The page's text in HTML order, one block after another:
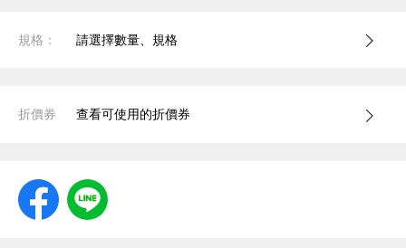
規格： 請選擇數量、規格
折價券 查看可使用的折價券